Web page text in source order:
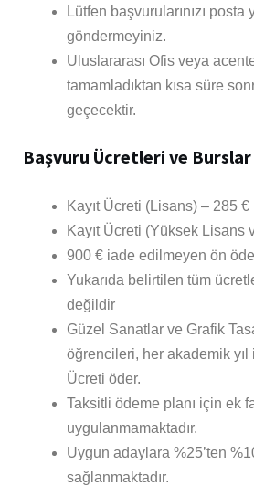
Lütfen başvurularınızı posta
göndermeyiniz.
Uluslararası Ofis veya
tamamladıktan kısa süre
geçecektir.
Başvuru Ücretleri ve Burslar
Kayıt Ücreti (Lisans) – 285 €
Kayıt Ücreti (Yüksek Lisans
900 € iade edilmeyen ön
Yukarıda belirtilen tüm
değildir
Güzel Sanatlar ve Grafik
öğrencileri, her akademik yıl
Ücreti öder.
Taksitli ödeme planı için ek
uygulanmamaktadır.
Uygun adaylara %25’ten
sağlanmaktadır.